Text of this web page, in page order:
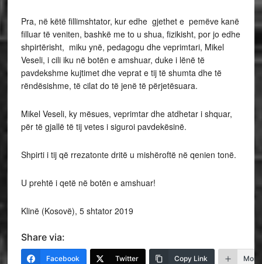
Pra, në këtë fillimshtator, kur edhe gjethet e pemëve kanë
filluar të veniten, bashkë me to u shua, fizikisht, por jo edhe
shpirtërisht, miku ynë, pedagogu dhe veprimtari, Mikel
Veseli, i cili iku në botën e amshuar, duke i lënë të
pavdekshme kujtimet dhe veprat e tij të shumta dhe të
rëndësishme, të cilat do të jenë të përjetësuara.
Mikel Veseli, ky mësues, veprimtar dhe atdhetar i shquar,
për të gjallë të tij vetes i siguroi pavdekësinë.
Shpirti i tij që rrezatonte dritë u mishëroftë në qenien tonë.
U prehtë i qetë në botën e amshuar!
Klinë (Kosovë), 5 shtator 2019
Share via:
Facebook Twitter Copy Link More